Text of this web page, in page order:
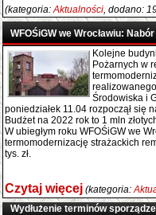
(kategoria:Aktualności, dodano:
WFOŚiGW we Wrocławiu:
Kolejne
Pożarnych w
Środowiska i
poniedziałek 11.04 rozpoczął się
Budżet na 2022 rok to 1 mln
W ubiegłym roku WFOŚiGW we
termomodernizację strażackich
tys. zł.
Czytaj więcej (kategoria:
Wydłużenie terminów